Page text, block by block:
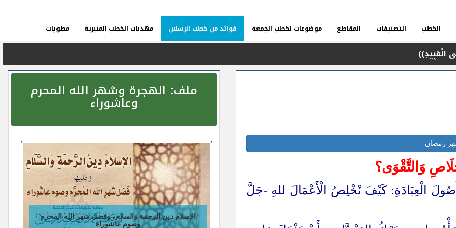
الخطب التصنيفات المقاطع موضوعات لخطب الجمعة فوائد من خطب الرسلان مهذبات الخطب المنبرية مطويات
وَالسُّنَّةِ
رمضان
وَالتَّقْوَى؟
الْعِبَادَةِ: كَيْفَ نْخْلِصُ الْأَعْمَالَ للهِ -جَلَّ
ملف: الهجرة وشهر الله المحرم
وعاشوراء
الإسلام دين الرحمة والسلام، وفضل شهر الله المحرم
وصوم عاشوراء